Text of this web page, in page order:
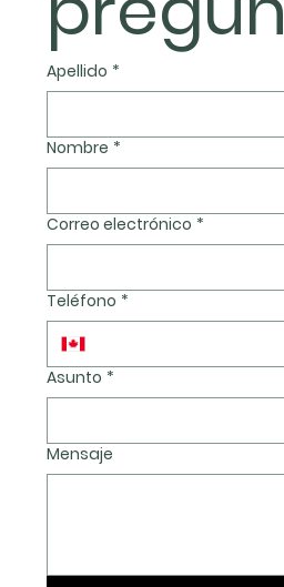
Apellido *
Nombre *
Correo electrónico *
Teléfono *
Asunto *
Mensaje